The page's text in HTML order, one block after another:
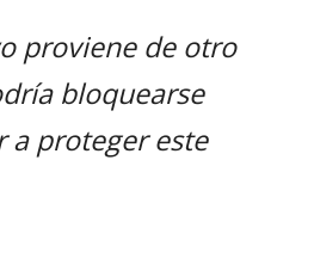
proviene de otro
bloquearse
a proteger este